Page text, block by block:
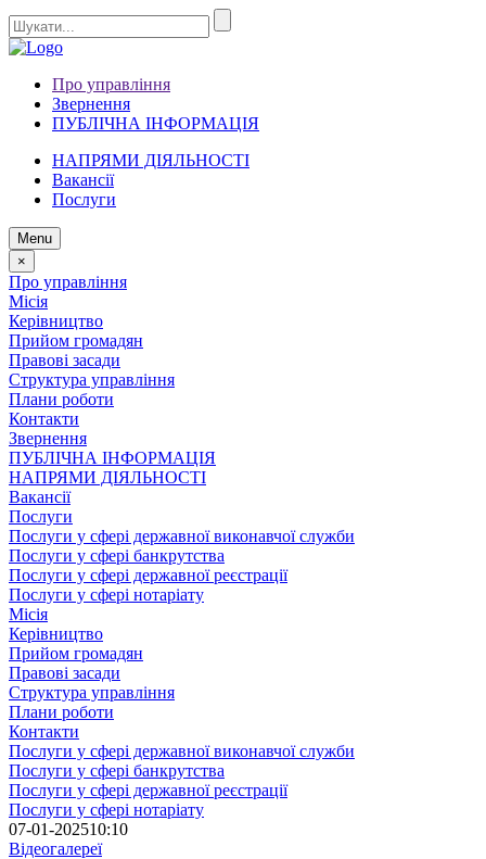
Про управління
Звернення
ПУБЛІЧНА ІНФОРМАЦІЯ
НАПРЯМИ ДІЯЛЬНОСТІ
Вакансії
Послуги
Menu
×
Про управління
Місія
Керівництво
Прийом громадян
Правові засади
Структура управління
Плани роботи
Контакти
Звернення
ПУБЛІЧНА ІНФОРМАЦІЯ
НАПРЯМИ ДІЯЛЬНОСТІ
Вакансії
Послуги
Послуги у сфері державної виконавчої служби
Послуги у сфері банкрутства
Послуги у сфері державної реєстрації
Послуги у сфері нотаріату
Місія
Керівництво
Прийом громадян
Правові засади
Структура управління
Плани роботи
Контакти
Послуги у сфері державної виконавчої служби
Послуги у сфері банкрутства
Послуги у сфері державної реєстрації
Послуги у сфері нотаріату
07-01-202510:10
Відеогалереї